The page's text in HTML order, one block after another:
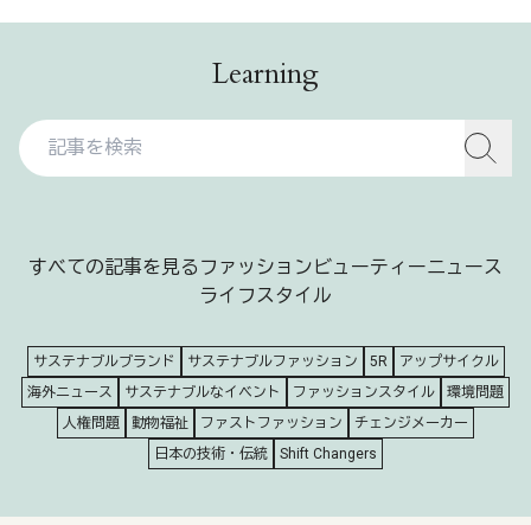
Learning
すべての記事を見る ファッションビューティーニュース
ライフスタイル
サステナブルブランド サステナブルファッション 5R
アップサイクル
海外ニュース
サステナブルなイベント ファッションスタイル
環境問題
人権問題
動物福祉 ファストファッション
チェンジメーカー
日本の技術・伝統
Shift Changers